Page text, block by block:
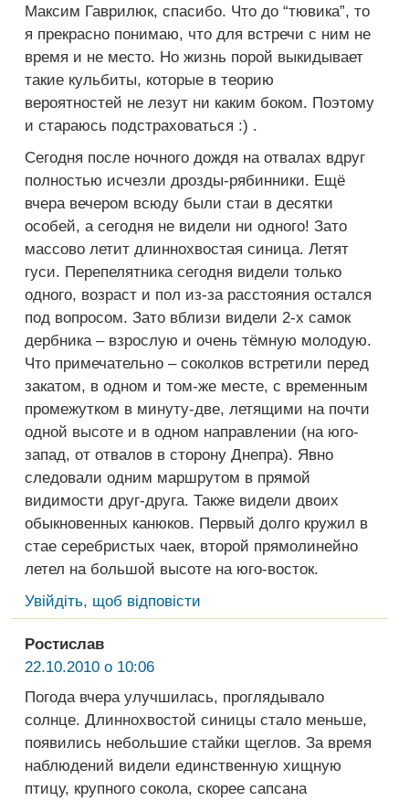
Максим Гаврилюк, спасибо. Что до “тювика”, то
я прекрасно понимаю, что для встречи с ним не
время и не место. Но жизнь порой выкидывает
такие кульбиты, которые в теорию
вероятностей не лезут ни каким боком. Поэтому
и стараюсь подстраховаться :) .
Сегодня после ночного дождя на отвалах вдруг
полностью исчезли дрозды-рябинники. Ещё
вчера вечером всюду были стаи в десятки
особей, а сегодня не видели ни одного! Зато
массово летит длиннохвостая синица. Летят
гуси. Перепелятника сегодня видели только
одного, возраст и пол из-за расстояния остался
под вопросом. Зато вблизи видели 2-х самок
дербника – взрослую и очень тёмную молодую.
Что примечательно – соколков встретили перед
закатом, в одном и том-же месте, с временным
промежутком в минуту-две, летящими на почти
одной высоте и в одном направлении (на юго-
запад, от отвалов в сторону Днепра). Явно
следовали одним маршрутом в прямой
видимости друг-друга. Также видели двоих
обыкновенных канюков. Первый долго кружил в
стае серебристых чаек, второй прямолинейно
летел на большой высоте на юго-восток.
Увійдіть, щоб відповісти
Ростислав
22.10.2010 о 10:06
Погода вчера улучшилась, проглядывало
солнце. Длиннохвостой синицы стало меньше,
появились небольшие стайки щеглов. За время
наблюдений видели единственную хищную
птицу, крупного сокола, скорее сапсана